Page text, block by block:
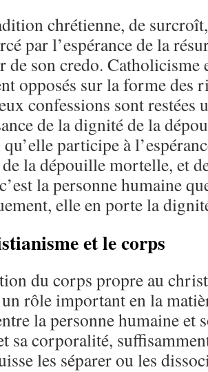
chrétienne, de
par l’espérance de la
de son credo. Catholicisme
opposés sur la forme des
confessions sont restées
de la dignité de la
participe à
la dépouille mortelle, et
la personne humaine
elle en porte la
et le corps
du corps propre au
rôle important en la
la personne humaine et
sa corporalité,
les séparer ou les